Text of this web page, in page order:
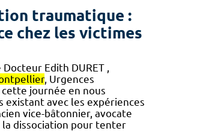
traumatique :
chez les victimes
Edith DURET ,
, Urgences
journée en nous
existant avec les expériences
vice-bâtonnier, avocate
dissociation pour tenter